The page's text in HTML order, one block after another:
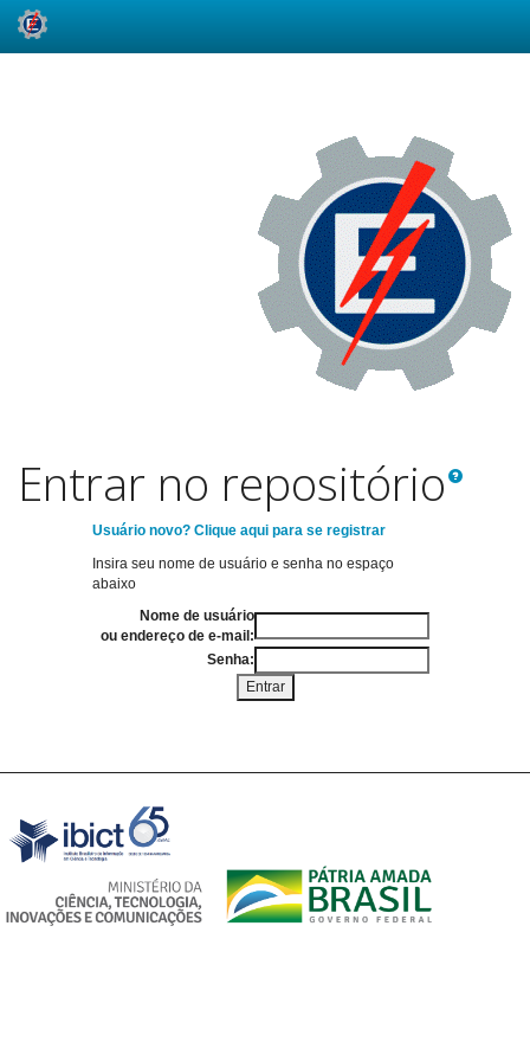
Entrar no repositório
Usuário novo? Clique aqui para se registrar
Insira seu nome de usuário e senha no espaço
abaixo
Nome de usuário
ou endereço de e-mail:
Senha: